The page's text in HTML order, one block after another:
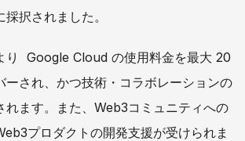
択されました。
り  Google Cloud の使用料金を最大 20
ーされ、かつ技術・コラボレーションの
れます。また、Web3コミュニティへの
プロダクトの開発支援が受けられま